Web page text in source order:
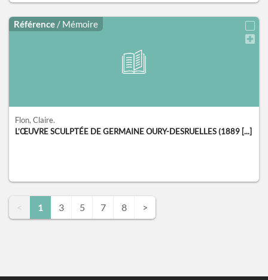
Référence / Mémoire
Flon, Claire.
L’ŒUVRE SCULPTÉE DE GERMAINE OURY-DESRUELLES (1889 [...]
< 1 3 5 7 8 >